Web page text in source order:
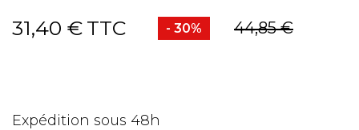
31,40 € TTC - 30% 44,85 €
Expédition sous 48h